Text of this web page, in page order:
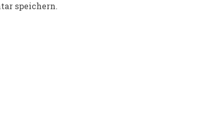
speichern.